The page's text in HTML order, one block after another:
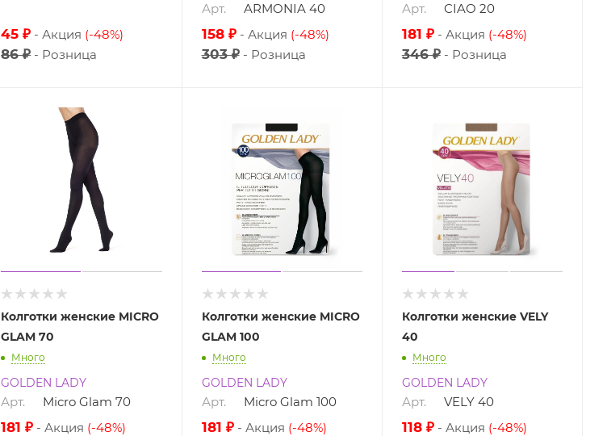
45 ₽ Акция (-48%)
86 ₽ Розница
Арт. ARMONIA 40
158 ₽ Акция (-48%)
303 ₽ Розница
Арт. CIAO 20
181 ₽ Акция (-48%)
346 ₽ Розница
Колготки женские MICRO
GLAM 70
Много
GOLDEN LADY
Арт. Micro Glam 70
181 ₽ Акция (-48%)
Колготки женские MICRO
GLAM 100
Много
GOLDEN LADY
Арт. Micro Glam 100
181 ₽ Акция (-48%)
Колготки женские VELY
40
Много
GOLDEN LADY
Арт. VELY 40
118 ₽ Акция (-48%)